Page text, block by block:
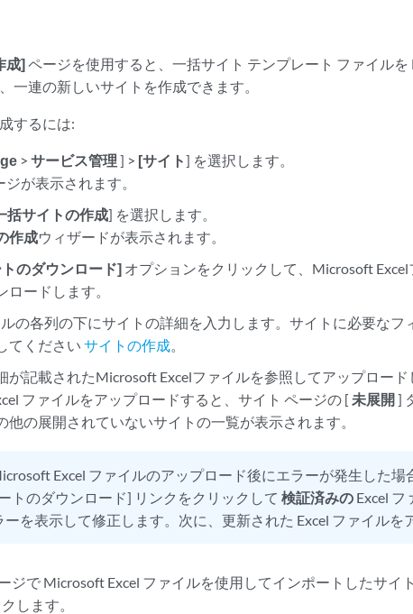
成]ページを使用すると、一括サイト テンプレート ファイルを
一連の新しいサイトを作成できます。
するには:
>サービス管理 ] > [サイト] を選択します。
が表示されます。
括サイトの作成] を選択します。
作成ウィザードが表示されます。
のダウンロード] オプションをクリックして、Microsoft
ロードします。
ルの各列の下にサイトの詳細を入力します。サイトに必要なフ
てくださいサイトの作成。
が記載されたMicrosoft Excelファイルを参照してアップロード
ファイルをアップロードすると、サイト ページの [未展開]
他の展開されていないサイトの一覧が表示されます。
Excel ファイルのアップロード後にエラーが発生した場
トのダウンロード] リンクをクリックして検証済みの Excel フ
ーを表示して修正します。次に、更新された Excel ファイルを
ジで Microsoft Excel ファイルを使用してインポートしたサイ
します。